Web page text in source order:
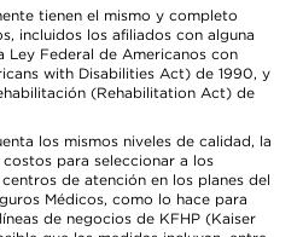
tienen el mismo y completo
incluidos los afiliados con alguna
Federal de Americanos con
with Disabilities Act) de 1990, y
(Rehabilitation Act) de
los mismos niveles de calidad, la
para seleccionar a los
de atención en los planes del
Médicos, como lo hace para
de negocios de KFHP (Kaiser